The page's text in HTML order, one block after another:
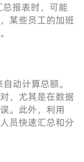
报表时，可能
某些员工的加班
动计算总额。
，尤其是在数据
。此外，利用
员快速汇总和分